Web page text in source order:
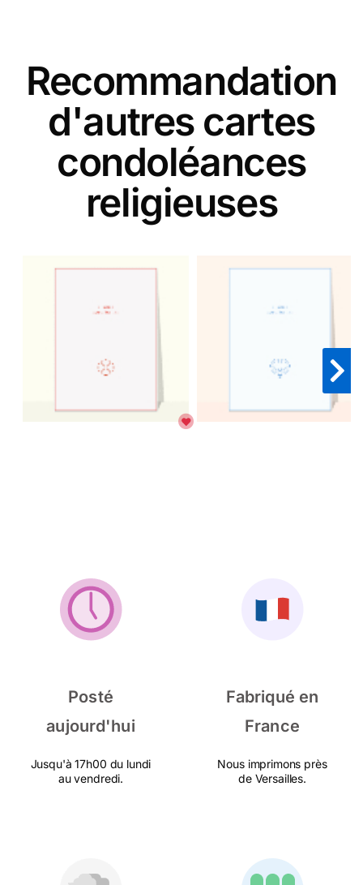
Recommandation
d'autres cartes
condoléances
religieuses
Posté
aujourd'hui
Jusqu'à 17h00 du lundi
au vendredi.
Fabriqué en
France
Nous imprimons près
de Versailles.